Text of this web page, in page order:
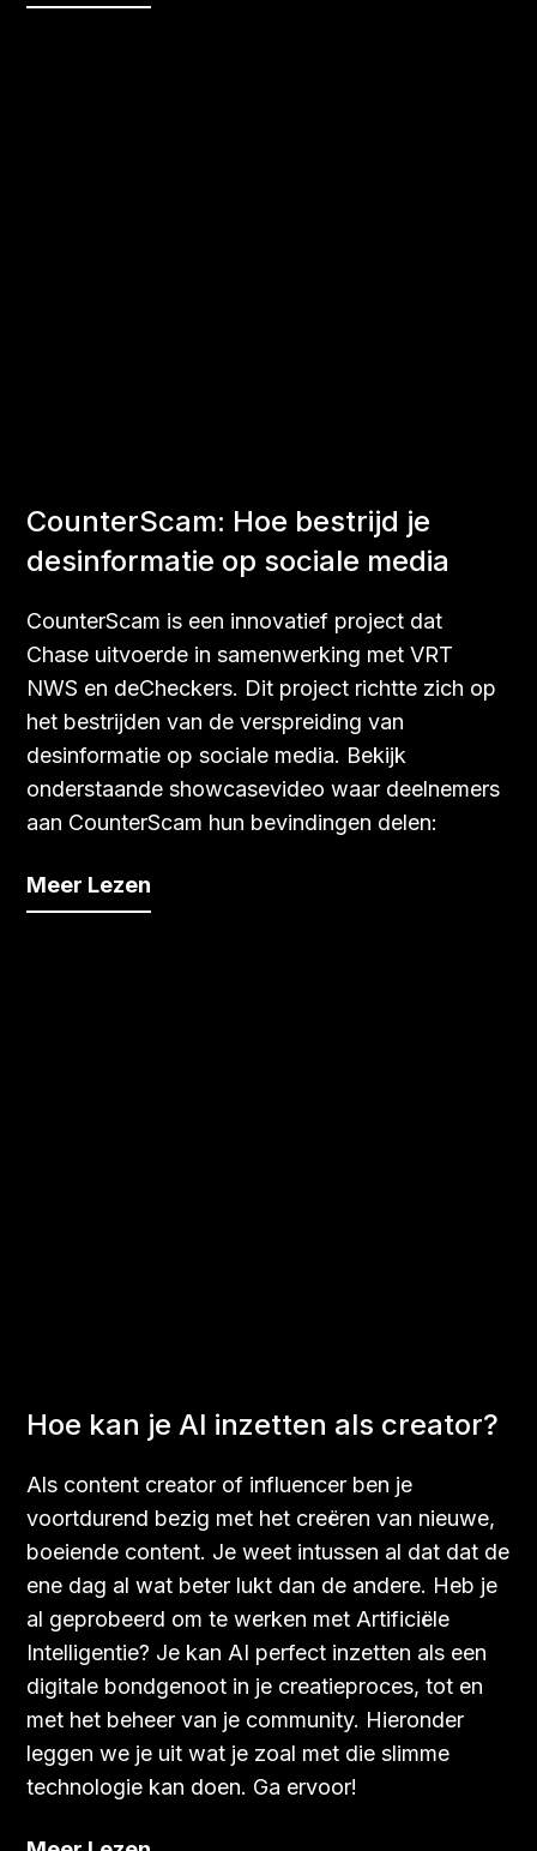
CounterScam: Hoe bestrijd je
desinformatie op sociale media
CounterScam is een innovatief project dat
Chase uitvoerde in samenwerking met VRT
NWS en deCheckers. Dit project richtte zich op
het bestrijden van de verspreiding van
desinformatie op sociale media. Bekijk
onderstaande showcasevideo waar deelnemers
aan CounterScam hun bevindingen delen:
Meer Lezen
Hoe kan je AI inzetten als creator?
Als content creator of influencer ben je
voortdurend bezig met het creëren van nieuwe,
boeiende content. Je weet intussen al dat dat de
ene dag al wat beter lukt dan de andere. Heb je
al geprobeerd om te werken met Artificiële
Intelligentie? Je kan AI perfect inzetten als een
digitale bondgenoot in je creatieproces, tot en
met het beheer van je community. Hieronder
leggen we je uit wat je zoal met die slimme
technologie kan doen. Ga ervoor!